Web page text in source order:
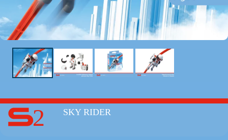
2 SKY RIDER